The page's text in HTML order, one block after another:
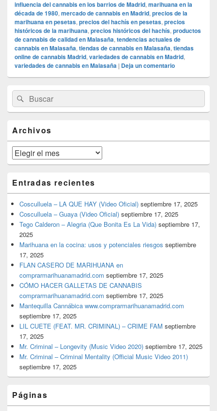
influencia del cannabis en los barrios de Madrid, marihuana en la
década de 1980, mercado de cannabis en Madrid, precios de la
marihuana en pesetas, precios del hachís en pesetas, precios
históricos de la marihuana, precios históricos del hachís, productos
de cannabis de calidad en Malasaña, tendencias actuales de
cannabis en Malasaña, tiendas de cannabis en Malasaña, tiendas
online de cannabis Madrid, variedades de cannabis en Madrid,
variedades de cannabis en Malasaña | Deja un comentario
área
de
widget
lateral
primaria
Buscar
por:
Buscar
Archivos
Archivos
Entradas recientes
Cosculluela – LA QUE HAY (Video Oficial) septiembre 17, 2025
Cosculluela – Guaya (Video Oficial) septiembre 17, 2025
Tego Calderon – Alegria (Que Bonita Es La Vida) septiembre 17,
2025
Marihuana en la cocina: usos y potenciales riesgos septiembre
17, 2025
FLAN CASERO DE MARIHUANA en
comprarmarihuanamadrid.com septiembre 17, 2025
CÓMO HACER GALLETAS DE CANNABIS
comprarmarihuanamadrid.com septiembre 17, 2025
Mantequilla Cannábica www.comprarmarihuanamadrid.com
septiembre 17, 2025
LIL CUETE (FEAT. MR. CRIMINAL) – CRIME FAM septiembre
17, 2025
Mr. Criminal – Longevity (Music Video 2020) septiembre 17, 2025
Mr. Criminal – Criminal Mentality (Official Music Video 2011)
septiembre 17, 2025
Páginas